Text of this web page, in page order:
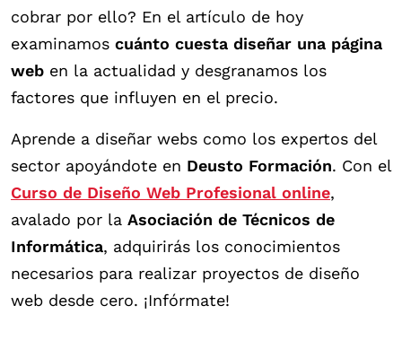
cobrar por ello? En el artículo de hoy
examinamos cuánto cuesta diseñar una página
web en la actualidad y desgranamos los
factores que influyen en el precio.
Aprende a diseñar webs como los expertos del
sector apoyándote en Deusto Formación. Con el
Curso de Diseño Web Profesional online,
avalado por la Asociación de Técnicos de
Informática, adquirirás los conocimientos
necesarios para realizar proyectos de diseño
web desde cero. ¡Infórmate!